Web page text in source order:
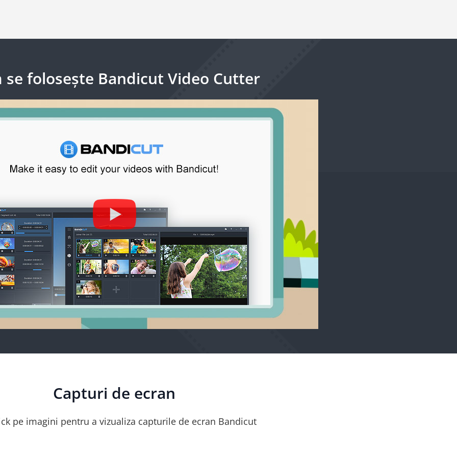
se folosește Bandicut Video Cutter
Capturi de ecran
pe imagini pentru a vizualiza capturile de ecran Bandicut